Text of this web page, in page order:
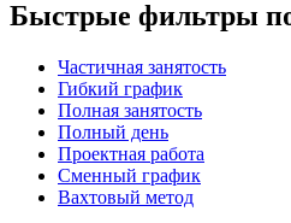
Быстрые фильтры
Частичная занятость
Гибкий график
Полная занятость
Полный день
Проектная работа
Сменный график
Вахтовый метод